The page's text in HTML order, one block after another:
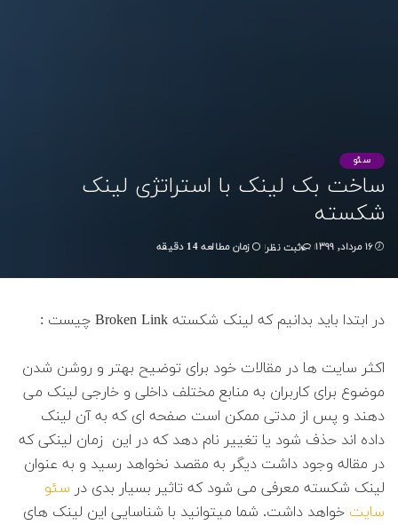
سئو
ساخت بک لینک با استراتژی لینک
شکسته
۱۶ مرداد, ۱۳۹۹ ثبت نظر زمان مطالعه 14 دقیقه
در ابتدا باید بدانیم که لینک شکسته Broken Link چیست :
اکثر سایت ها در مقالات خود برای توضیح بهتر و روشن شدن
موضوع برای کاربران به منابع مختلف داخلی و خارجی لینک می
دهند و پس از مدتی ممکن است صفحه ای که به آن لینک
داده اند حذف شود یا تغییر نام دهد که در این زمان لینکی که
در مقاله وجود داشت دیگر به مقصد نخواهد رسید و به عنوان
لینک شکسته معرفی می شود که تاثیر بسیار بدی در سئو
سایت خواهد داشت. شما میتوانید با شناسایی این لینک های